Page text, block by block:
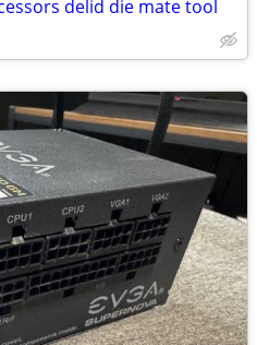
delid die mate tool